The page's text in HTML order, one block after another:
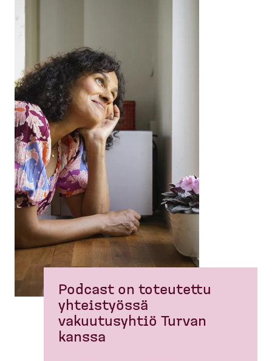
Podcast on toteutettu
yhteis­työssä
vakuutusyhtiö Turvan
kanssa